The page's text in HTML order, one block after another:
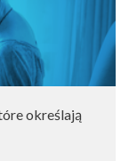
określają